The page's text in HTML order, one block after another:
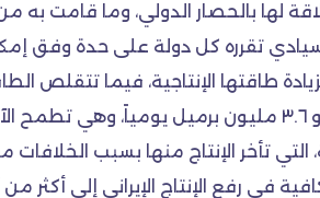
لها بالحصار الدولي، وما قامت به
تقرره كل دولة على حدة وفق
طاقتها الإنتاجية، فيما تتقلص
وتنتج إيران نحو ٣.٦ مليون برميل
في رفع الإنتاج الإيراني إلى أكثر